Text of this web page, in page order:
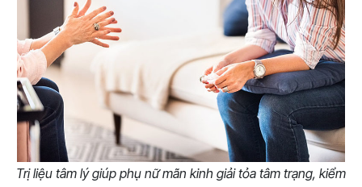
Trị liệu tâm lý giúp phụ nữ mãn kinh giải tỏa tâm trạng, kiểm